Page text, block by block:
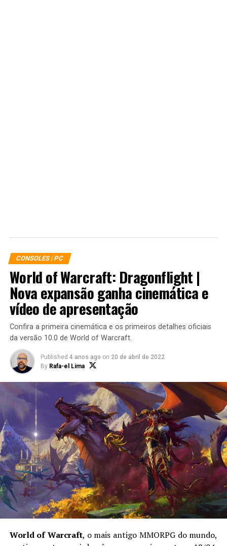
CONSOLES | PC
World of Warcraft: Dragonflight |
Nova expansão ganha cinemática e
vídeo de apresentação
Confira a primeira cinemática e os primeiros detalhes oficiais
da versão 10.0 de World of Warcraft.
Published 4 anos ago on 20 de abril de 2022
By Rafa-el Lima
World of Warcraft, o mais antigo MMORPG do mundo,